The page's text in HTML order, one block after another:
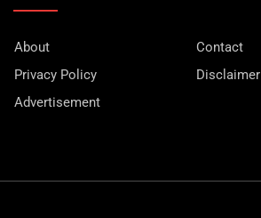
About
Contact
Privacy Policy
Disclaimer
Advertisement